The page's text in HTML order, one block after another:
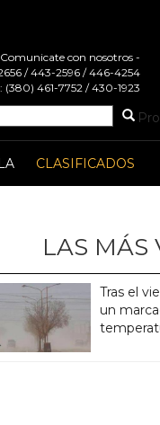
con nosotros -
/ 443-2596 / 446-4254
461-7752 / 430-1923
CLASIFICADOS
LAS MÁS
Tras el
un